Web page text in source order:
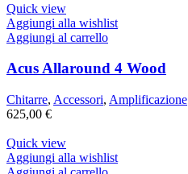
Quick view
Aggiungi alla wishlist
Aggiungi al carrello
Acus Allaround 4 Wood
Chitarre, Accessori, Amplificazione
625,00 €
Quick view
Aggiungi alla wishlist